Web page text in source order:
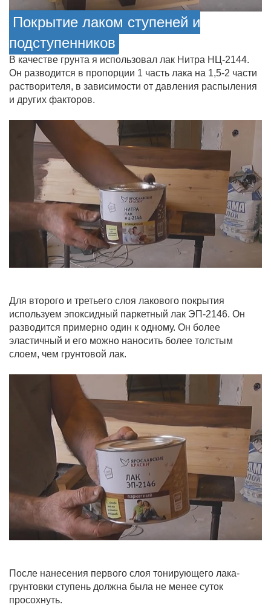
Покрытие лаком ступеней и
подступенников
В качестве грунта я использовал лак Нитра НЦ-2144.
Он разводится в пропорции 1 часть лака на 1,5-2 части
растворителя, в зависимости от давления распыления
и других факторов.
Для второго и третьего слоя лакового покрытия
используем эпоксидный паркетный лак ЭП-2146. Он
разводится примерно один к одному. Он более
эластичный и его можно наносить более толстым
слоем, чем грунтовой лак.
После нанесения первого слоя тонирующего лака-
грунтовки ступень должна была не менее суток
просохнуть.